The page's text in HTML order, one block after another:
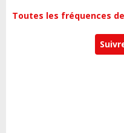
Toutes les fréquences